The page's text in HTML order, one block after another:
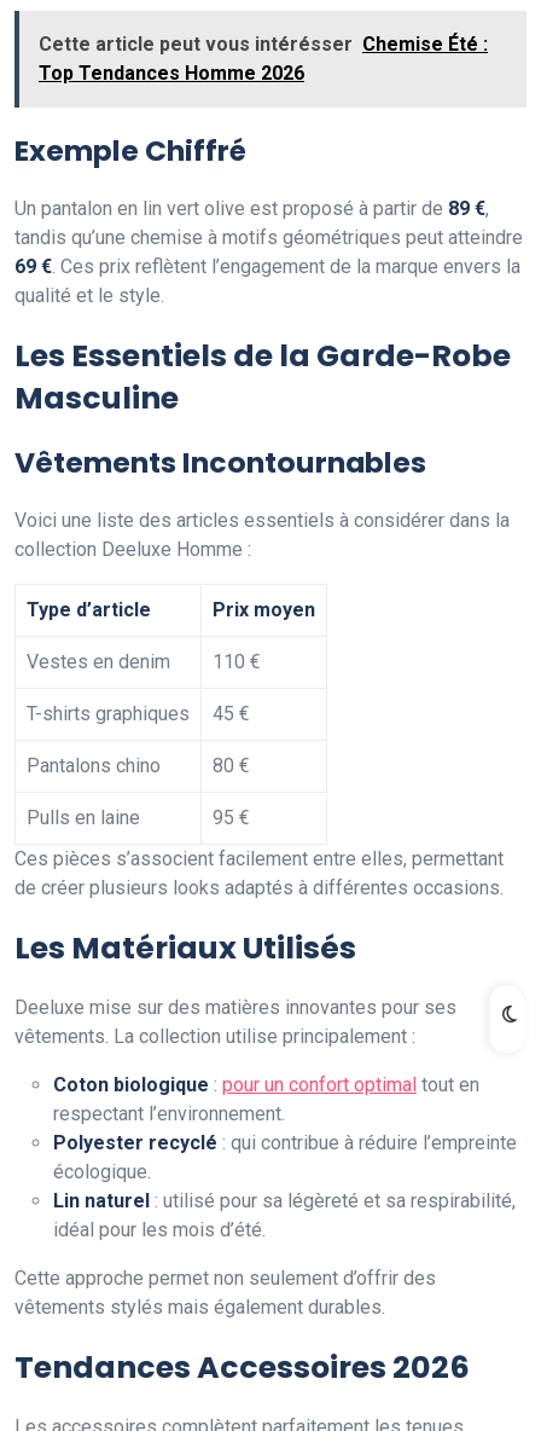
Cette article peut vous intérésser Chemise Été :
Top Tendances Homme 2026
Exemple Chiffré
Un pantalon en lin vert olive est proposé à partir de 89 €,
tandis qu’une chemise à motifs géométriques peut atteindre
69 € . Ces prix reflètent l’engagement de la marque envers la
qualité et le style.
Les Essentiels de la Garde-Robe
Masculine
Vêtements Incontournables
Voici une liste des articles essentiels à considérer dans la
collection Deeluxe Homme :
Type d’article Prix moyen
Vestes en denim 110 €
T-shirts graphiques 45 €
Pantalons chino 80 €
Pulls en laine
95 €
Ces pièces s’associent facilement entre elles, permettant
de créer plusieurs looks adaptés à différentes occasions.
Les Matériaux Utilisés
Deeluxe mise sur des matières innovantes pour ses
vêtements. La collection utilise principalement :
Coton biologique : pour un confort optimal tout en
respectant l’environnement.
Polyester recyclé : qui contribue à réduire l’empreinte
écologique.
Lin naturel : utilisé pour sa légèreté et sa respirabilité,
idéal pour les mois d’été.
Cette approche permet non seulement d’offrir des
vêtements stylés mais également durables.
Tendances Accessoires 2026
Les accessoires complètent parfaitement les tenues